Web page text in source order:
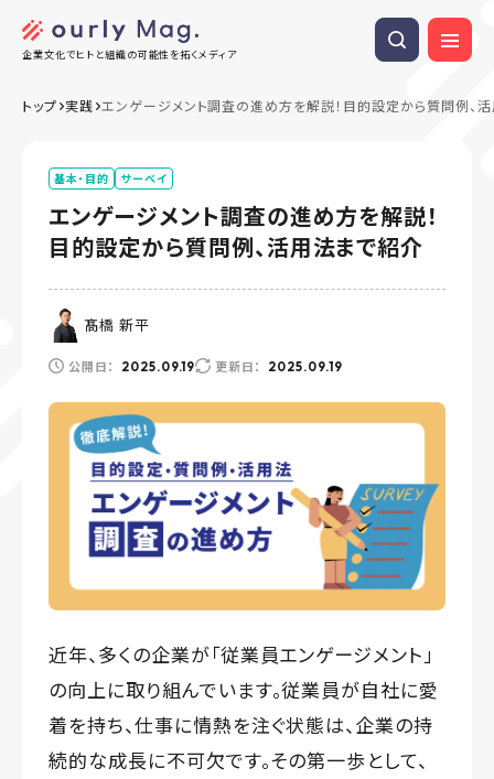
企業文化でヒトと組織の可能性を拓くメディア
トップ 実践 エンゲージメント調査の進め方を解説！目的設定から質問例、
基本・目的 サーベイ
エンゲージメント調査の進め方を解説！
目的設定から質問例、活用法まで紹介
髙橋 新平
公開日： 2025.09.19 更新日： 2025.09.19
近年、多くの企業が「従業員エンゲージメント」
の向上に取り組んでいます。従業員が自社に愛
着を持ち、仕事に情熱を注ぐ状態は、企業の持
続的な成長に不可欠です。その第一歩として、